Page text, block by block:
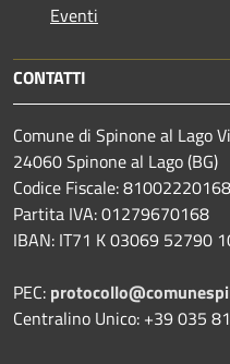
Eventi
CONTATTI
Comune di Spinone al Lago
24060 Spinone al Lago (BG)
Codice Fiscale: 81002220168
Partita IVA: 01279670168
IBAN: IT71 K 03069 52790
PEC:
Centralino Unico: +39 035